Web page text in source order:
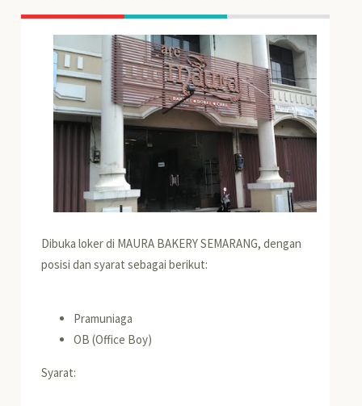
Dibuka loker di MAURA BAKERY SEMARANG, dengan
posisi dan syarat sebagai berikut:
Pramuniaga
OB (Office Boy)
Syarat: